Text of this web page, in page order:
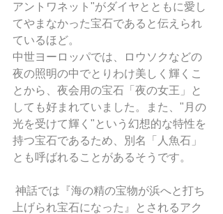
アントワネット"がダイヤとともに愛し
てやまなかった宝石であると伝えられ
ているほど。
中世ヨーロッパでは、ロウソクなどの
夜の照明の中でとりわけ美しく輝くこ
とから、夜会用の宝石「夜の女王」と
しても好まれていました。また、"月の
光を受けて輝く"という幻想的な特性を
持つ宝石であるため、別名「人魚石」
とも呼ばれることがあるそうです。
上げられ宝石になった』とされるアク